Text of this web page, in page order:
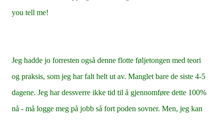
you tell me!
Jeg hadde jo forresten også denne flotte føljetongen med teori
og praksis, som jeg har falt helt ut av. Manglet bare de siste 4-5
dagene. Jeg har dessverre ikke tid til å gjennomføre dette 100%
nå - må logge meg på jobb så fort poden sovner. Men, jeg kan